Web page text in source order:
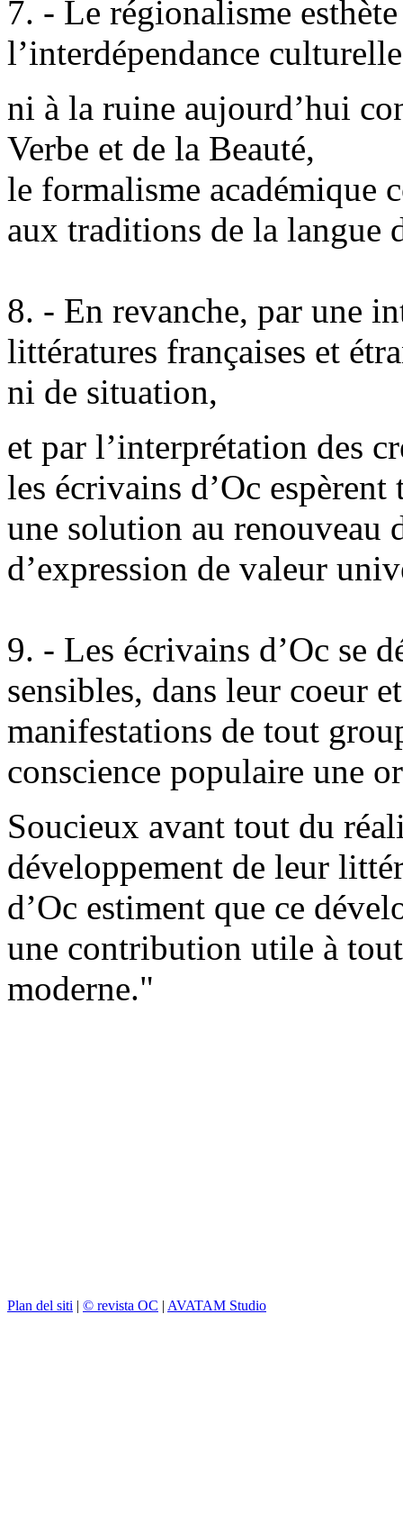
7. - Le régionalisme
l’interdépendance
ni à la ruine aujourd’hui
Verbe et de la Beauté,
le formalisme académique
aux traditions de la langue
8. - En revanche, par une
littératures françaises et
ni de situation,
et par l’interprétation des
les écrivains d’Oc
une solution au renouveau
d’expression de valeur
9. - Les écrivains d’Oc se
sensibles, dans leur coeur
manifestations de tout
conscience populaire une
Soucieux avant tout du
développement de leur
d’Oc estiment que ce
une contribution utile à
moderne."
Plan del siti | © revista OC | AVATAM Studio